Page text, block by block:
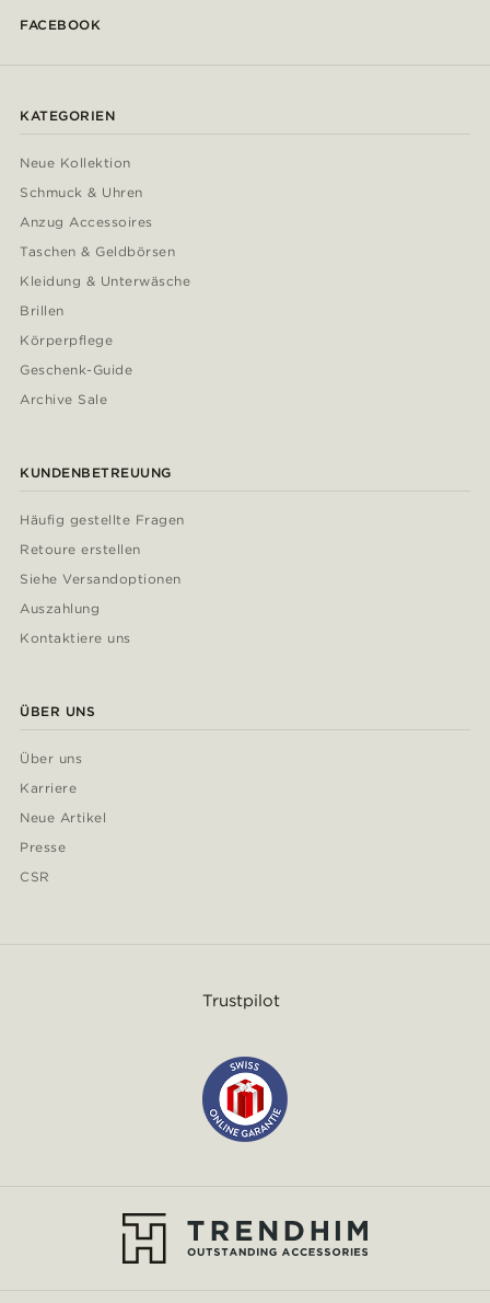
FACEBOOK
KATEGORIEN
Neue Kollektion
Schmuck & Uhren
Anzug Accessoires
Taschen & Geldbörsen
Kleidung & Unterwäsche
Brillen
Körperpflege
Geschenk-Guide
Archive Sale
KUNDENBETREUUNG
Häufig gestellte Fragen
Retoure erstellen
Siehe Versandoptionen
Auszahlung
Kontaktiere uns
ÜBER UNS
Über uns
Karriere
Neue Artikel
Presse
CSR
Trustpilot